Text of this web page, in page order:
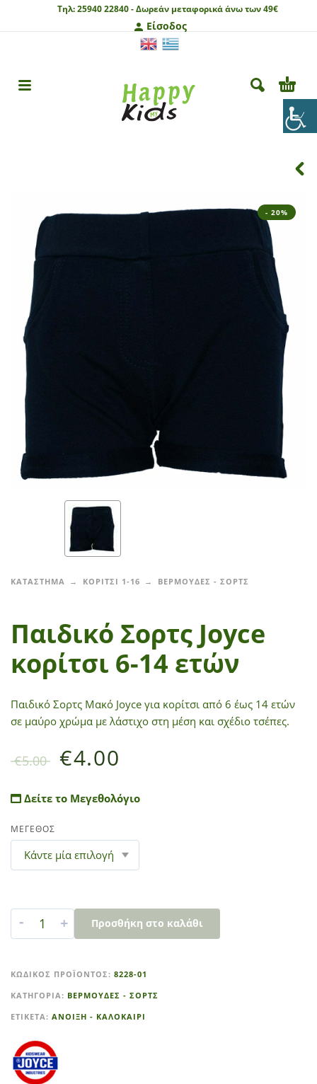
Τηλ:25940 22840 -Δωρεάν μεταφορικά άνω των 49€
Είσοδος
- 20%
ΚΑΤΑΣΤΗΜΑ ΚΟΡΙΤΣΙ 1-16 ΒΕΡΜΟΥΔΕΣ - ΣΟΡΤΣ
Παιδικό Σορτς Joyce
κορίτσι 6-14 ετών
Παιδικό Σορτς Μακό Joyce για κορίτσι από 6 έως 14 ετών
σε μαύρο χρώμα με λάστιχο στη μέση και σχέδιο τσέπες.
€5.00 €4.00
Δείτε το Μεγεθολόγιο
ΜΕΓΕΘΟΣ
- + Προσθήκη στο καλάθι
t
e
r
a
t
ΚΩΔΙΚΌΣ ΠΡΟΪΌΝΤΟΣ: 8228-01
ΚΑΤΗΓΟΡΊΑ: ΒΕΡΜΟΥΔΕΣ - ΣΟΡΤΣ
ΕΤΙΚΈΤΑ: ΑΝΟΙΞΗ - ΚΑΛΟΚΑΙΡΙ